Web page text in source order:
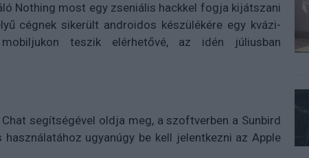
Nothing most egy zseniális hackkel fogja kijátszani
cégnek sikerült androidos készülékére egy kvázi-
teszik elérhetővé, az idén júliusban
segítségével oldja meg, a szoftverben a Sunbird
ugyanúgy be kell jelentkezni az Apple